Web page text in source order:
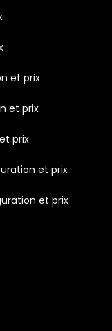
et prix
et prix
prix
et prix
et prix